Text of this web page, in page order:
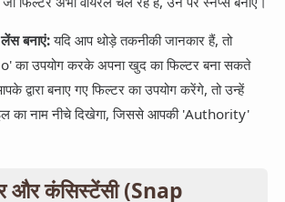
बनाएं:यदि आप थोड़े तकनीकी जानकार हैं, तो
का उपयोग करके अपना खुद का फिल्टर बना सकते
द्वारा बनाए गए फिल्टर का उपयोग करेंगे, तो उन्हें
का नाम नीचे दिखेगा, जिससे आपकी 'Authority'
कंसिस्टेंसी (Snap